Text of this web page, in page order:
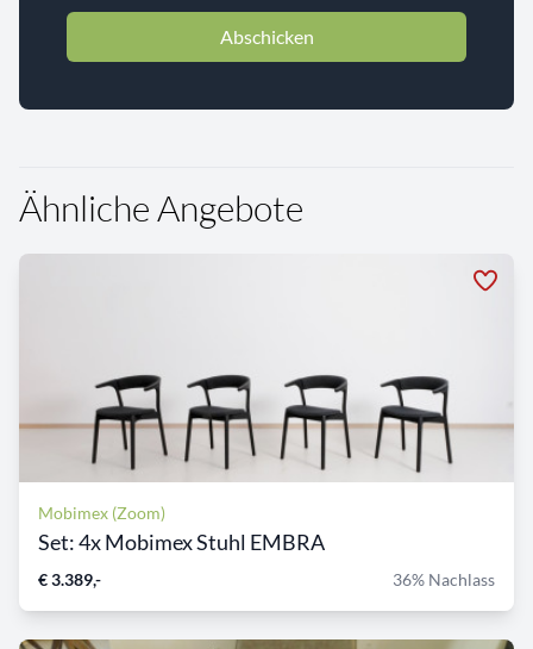
Abschicken
Ähnliche Angebote
Mobimex (Zoom)
Set: 4x Mobimex Stuhl EMBRA
€ 3.389,- 36% Nachlass